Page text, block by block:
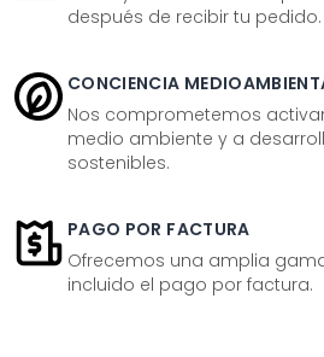
después de recibir tu pedido.
CONCIENCIA
Nos comprometemos
medio ambiente y a
sostenibles.
PAGO POR FACTURA
Ofrecemos una amplia
incluido el pago por factura.